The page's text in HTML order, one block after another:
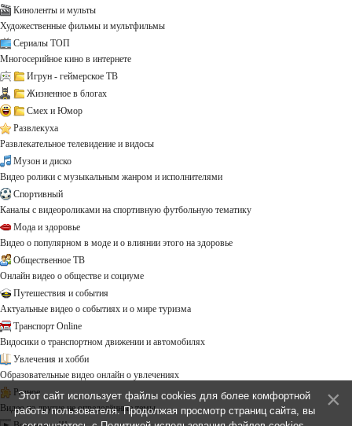
Киноленты и мульты
Художественные фильмы и мультфильмы
Сериалы ТОП
Многосерийное кино в интернете
Игрун - геймерское ТВ
Жизненное в блогах
Смех и Юмор
Развлекуха
Развлекательное телевидение и видосы
Музон и диско
Видео ролики с музыкальным жанром и исполнителями
Спортивный
Каналы с видеороликами на спортивную футбольную тематику
Мода и здоровье
Видео о популярном в моде и о влиянии этого на здоровье
Общественное ТВ
Онлайн видео о обществе и социуме
Путешествия и события
Актуальные видео о событиях и о мире туризма
Транспорт Online
Видосики о транспортном движении и автомобилях
Увлечения и хобби
Образовательные видео онлайн о увлечениях
Разное
Видео на другие не определённые темы ...
Этот сайт использует файлы cookies для более комфортной
работы пользователя. Продолжая просмотр страниц сайта, вы